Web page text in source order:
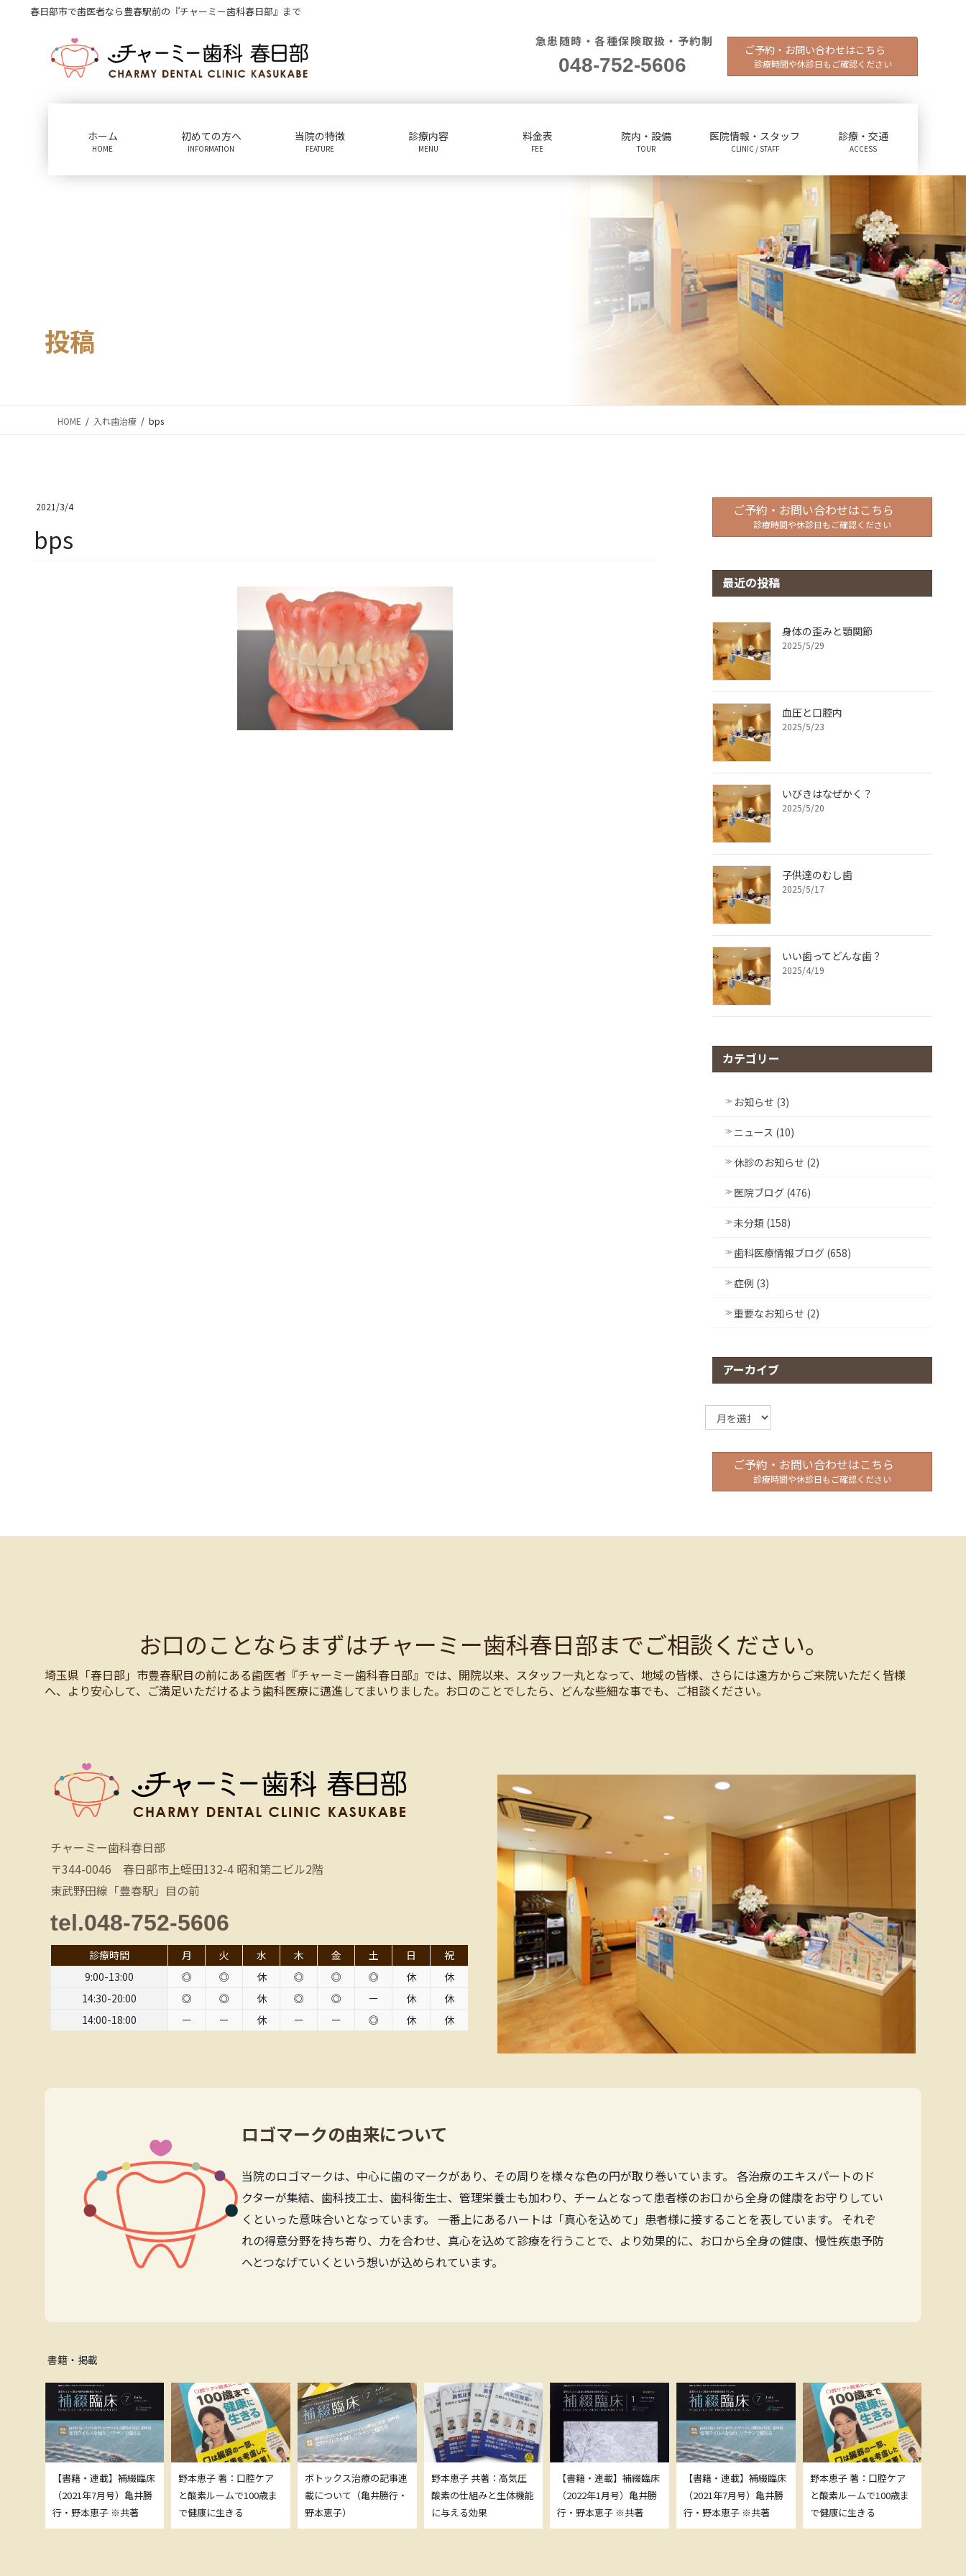
春日部市で歯医者なら豊春駅前の『チャーミー歯科春日部』まで
急患随時・各種保険取扱・予約制
048-752-5606
ご予約・お問い合わせはこちら
診療時間や休診日もご確認ください
ホーム
HOME
初めての方へ
INFORMATION
当院の特徴
FEATURE
診療内容
MENU
料金表
FEE
院内・設備
TOUR
医院情報・スタッフ
CLINIC / STAFF
診療・交通
ACCESS
投稿
HOME 入れ歯治療 bps
2021/3/4
bps
ご予約・お問い合わせはこちら
診療時間や休診日もご確認ください
最近の投稿
身体の歪みと顎関節
2025/5/29
血圧と口腔内
2025/5/23
いびきはなぜかく？
2025/5/20
子供達のむし歯
2025/5/17
いい歯ってどんな歯？
2025/4/19
カテゴリー
お知らせ (3)
ニュース (10)
休診のお知らせ (2)
医院ブログ (476)
未分類 (158)
歯科医療情報ブログ (658)
症例 (3)
重要なお知らせ (2)
アーカイブ
ア
ー
イ
ご予約・お問い合わせはこちら
診療時間や休診日もご確認ください
お口のことならまずはチャーミー歯科春日部までご相談ください。
埼玉県「春日部」市豊春駅目の前にある歯医者『チャーミー歯科春日部』では、開院以来、スタッフ一丸となって、地域の皆様、さらには遠方からご来院いただく皆様
へ、より安心して、ご満足いただけるよう歯科医療に邁進してまいりました。お口のことでしたら、どんな些細な事でも、ご相談ください。
チャーミー歯科春日部
〒344-0046 春日部市上蛭田132-4 昭和第二ビル2階
東武野田線「豊春駅」目の前
tel.048-752-5606
診療時間 月 火 水 木 金 土 日
祝
9:00-13:00
◎ ◎ 休 ◎ ◎ ◎ 休
休
14:30-20:00
◎ ◎ 休 ◎ ◎ ー 休
休
14:00-18:00
ー ー 休 ー ー ◎ 休 休
ロゴマークの由来について
当院のロゴマークは、中心に歯のマークがあり、その周りを様々な色の円が取り巻いています。 各治療のエキスパートのド
クターが集結、歯科技工士、歯科衛生士、管理栄養士も加わり、チームとなって患者様のお口から全身の健康をお守りしてい
くといった意味合いとなっています。 一番上にあるハートは「真心を込めて」患者様に接することを表しています。 それぞ
れの得意分野を持ち寄り、力を合わせ、真心を込めて診療を行うことで、より効果的に、お口から全身の健康、慢性疾患予防
へとつなげていくという想いが込められています。
書籍・掲載
【書籍・連載】補綴臨床
（2021年7月号）亀井勝
行・野本恵子 ※共著
野本恵子 著：口腔ケア
と酸素ルームで100歳ま
で健康に生きる
ボトックス治療の記事連
載について（亀井勝行・
野本恵子）
野本恵子 共著：高気圧
酸素の仕組みと生体機能
に与える効果
【書籍・連載】補綴臨床
（2022年1月号）亀井勝
行・野本恵子 ※共著
【書籍・連載】補綴臨床
（2021年7月号）亀井勝
行・野本恵子 ※共著
野本恵子 著：口腔ケア
と酸素ルームで100歳ま
で健康に生きる